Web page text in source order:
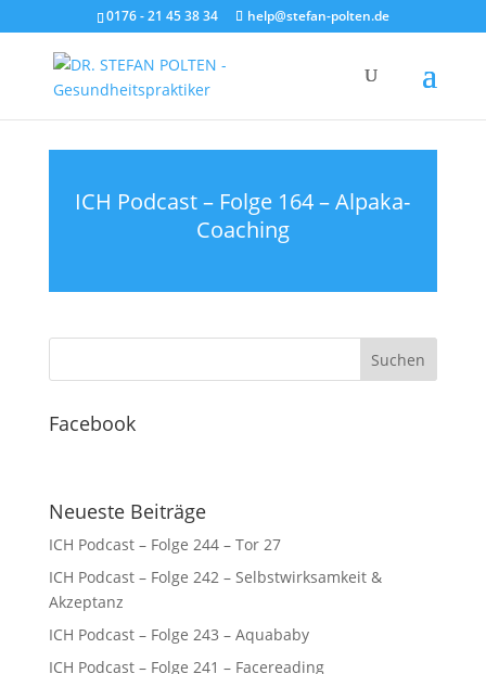
0176 - 21 45 38 34 help@stefan-polten.de
ICH Podcast – Folge 164 – Alpaka-
Coaching
Facebook
Neueste Beiträge
ICH Podcast – Folge 244 – Tor 27
ICH Podcast – Folge 242 – Selbstwirksamkeit &
Akzeptanz
ICH Podcast – Folge 243 – Aquababy
ICH Podcast – Folge 241 – Facereading